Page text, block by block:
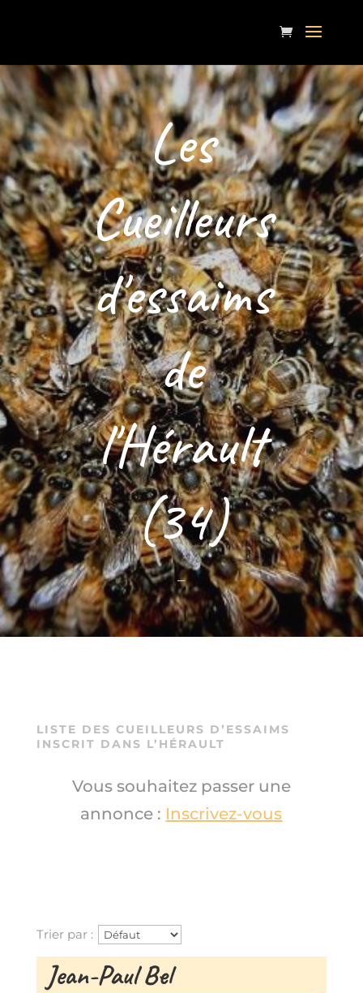
Les
Cueilleurs
d'essaims
de
l'Hérault
(34)
–
LISTE DES CUEILLEURS D’ESSAIMS
INSCRIT DANS L’HÉRAULT
Vous souhaitez passer une
annonce : Inscrivez-vous
Trier par :
Jean-Paul Bel